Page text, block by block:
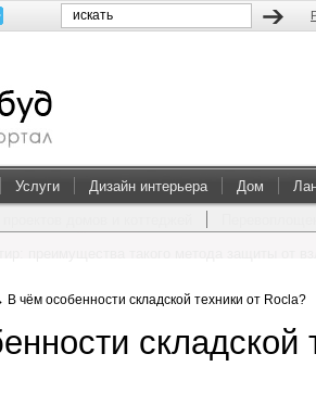
Услуги Дизайн интерьера Дом
В чём особенности складской техники от Rocla?
складской